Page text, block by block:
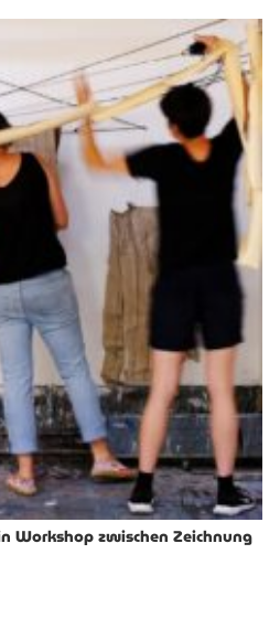
Workshop zwischen Zeichnung